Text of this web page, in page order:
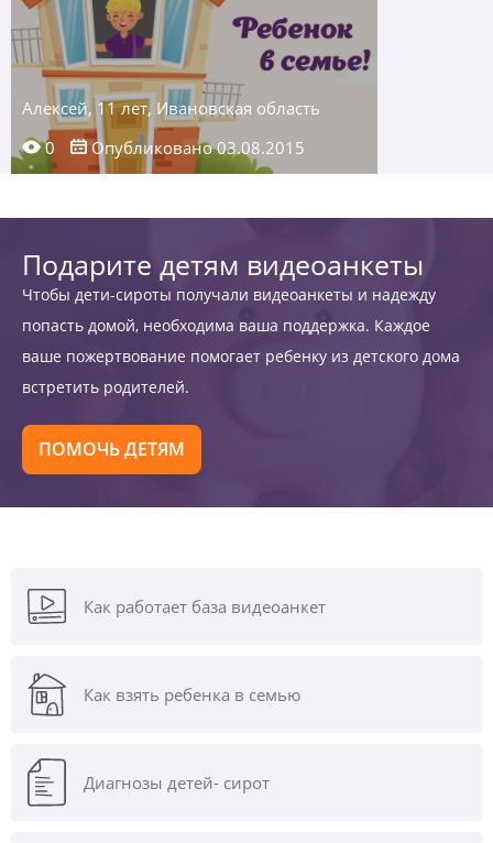
Алексей, 11 лет, Ивановская область
0
Опубликовано 03.08.2015
Подарите детям видеоанкеты
Чтобы дети-сироты получали видеоанкеты и надежду
попасть домой, необходима ваша поддержка. Каждое
ваше пожертвование помогает ребенку из детского дома
встретить родителей.
ПОМОЧЬ ДЕТЯМ
Как работает база видеоанкет
Как взять ребенка в семью
Диагнозы детей- сирот